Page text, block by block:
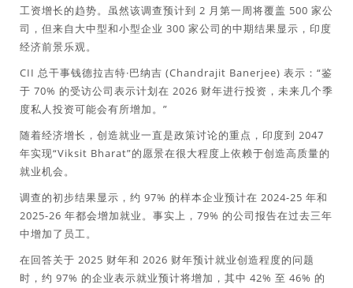
工资增长的趋势。虽然该调查预计到 2 月第一周将覆盖 500 家公
司，但来自大中型和小型企业 300 家公司的中期结果显示，印度
经济前景乐观。
CII 总干事钱德拉吉特·巴纳吉 (Chandrajit Banerjee) 表示：“鉴
于 70% 的受访公司表示计划在 2026 财年进行投资，未来几个季
度私人投资可能会有所增加。”
随着经济增长，创造就业一直是政策讨论的重点，印度到 2047
年实现“Viksit Bharat”的愿景在很大程度上依赖于创造高质量的
就业机会。
调查的初步结果显示，约 97% 的样本企业预计在 2024-25 年和
2025-26 年都会增加就业。事实上，79% 的公司报告在过去三年
中增加了员工。
在回答关于 2025 财年和 2026 财年预计就业创造程度的问题
时，约 97% 的企业表示就业预计将增加，其中 42% 至 46% 的